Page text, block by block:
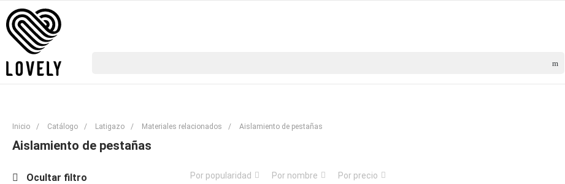
Inicio / Catálogo / Latigazo / Materiales relacionados / Aislamiento de pestañas
Aislamiento de pestañas
Ocultar filtro Por popularidad Por nombre Por precio